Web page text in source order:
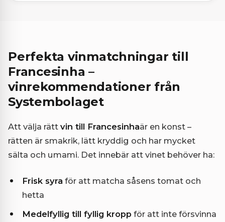
Perfekta vinmatchningar till
Francesinha –
vinrekommendationer från
Systembolaget
Att välja rätt vin till Francesinhaär en konst –
rätten är smakrik, lätt kryddig och har mycket
sälta och umami. Det innebär att vinet behöver ha:
Frisk syra för att matcha såsens tomat och
hetta
Medelfyllig till fyllig kropp för att inte försvinna